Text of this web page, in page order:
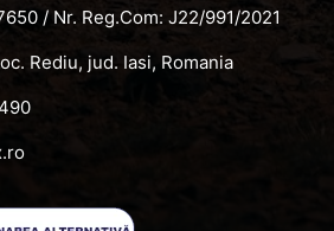
/ Nr. Reg.Com: J22/991/2021
Rediu, jud. Iasi, Romania